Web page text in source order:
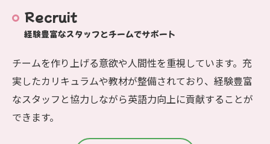
Recruit
経験豊富なスタッフとチームでサポート
チームを作り上げる意欲や人間性を重視しています。充
実したカリキュラムや教材が整備されており、経験豊富
なスタッフと協力しながら英語力向上に貢献することが
できます。